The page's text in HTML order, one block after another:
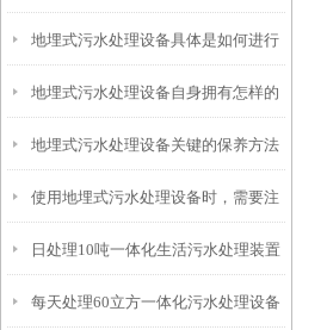
撑起？核心结构一文拆解
地埋式污水处理设备具体是如何进行
安装的呢？
地埋式污水处理设备自身拥有怎样的
特点呢？
地埋式污水处理设备关键的保养方法
使用地埋式污水处理设备时，需要注
意以下事项
日处理10吨一体化生活污水处理装置
每天处理60立方一体化污水处理设备